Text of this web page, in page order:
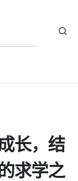
长，结
求学之